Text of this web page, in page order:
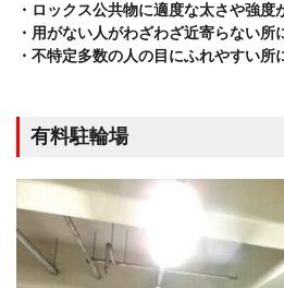
・ロックス公共物に適度な太さや強度
・用がない人がわざわざ近寄らない所
・不特定多数の人の目にふれやすい所
有料駐輪場